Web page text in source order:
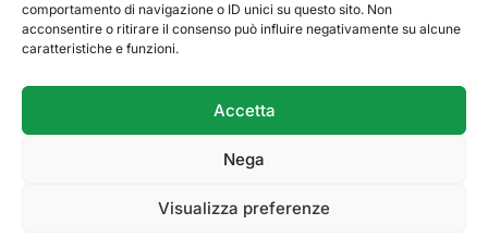
comportamento di navigazione o ID unici su questo sito. Non
acconsentire o ritirare il consenso può influire negativamente su alcune
caratteristiche e funzioni.
Accetta
Nega
Visualizza preferenze
Accesso Cliente